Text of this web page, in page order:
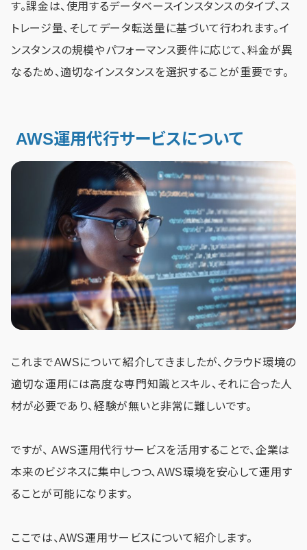
す。課金は、使用するデータベースインスタンスのタイプ、ス
トレージ量、そしてデータ転送量に基づいて行われます。イ
ンスタンスの規模やパフォーマンス要件に応じて、料金が異
なるため、適切なインスタンスを選択することが重要です。
AWS運用代行サービスについて
これまでAWSについて紹介してきましたが、クラウド環境の
適切な運用には高度な専門知識とスキル、それに合った人
材が必要であり、経験が無いと非常に難しいです。
ですが、 AWS運用代行サービスを活用することで、企業は
本来のビジネスに集中しつつ、AWS環境を安心して運用す
ることが可能になります。
ここでは、AWS運用サービスについて紹介します。